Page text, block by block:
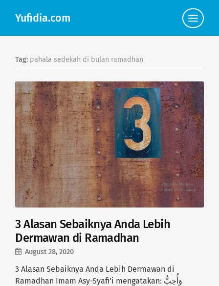
Yufidia.com
Click
to
view
Tag: pahala sedekah di bulan ramadhan
3 Alasan Sebaiknya Anda Lebih
Dermawan di Ramadhan
August 28, 2020
3 Alasan Sebaiknya Anda Lebih Dermawan di
Ramadhan Imam Asy-Syafi’i mengatakan: وَأُحِبُّ